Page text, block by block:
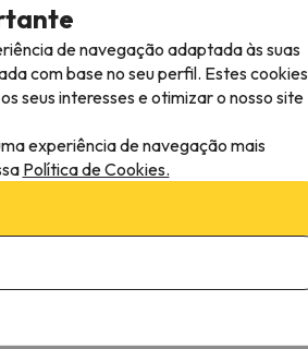
de navegação adaptada às suas
com base no seu perfil. Estes cookies
seus interesses e otimizar o nosso site
experiência de navegação mais
Política de Cookies.